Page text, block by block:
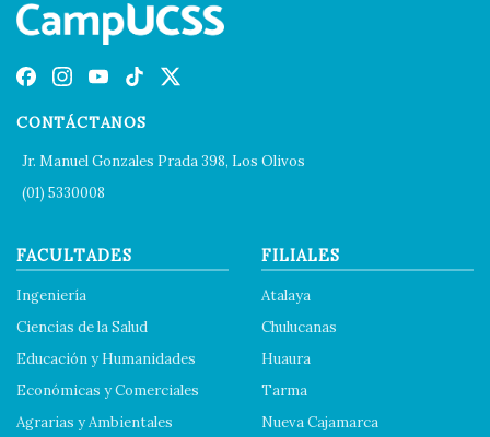
CONTÁCTANOS
Jr. Manuel Gonzales Prada 398, Los Olivos
(01) 5330008
FACULTADES
Ingeniería
Ciencias de la Salud
Educación y Humanidades
Económicas y Comerciales
Agrarias y Ambientales
FILIALES
Atalaya
Chulucanas
Huaura
Tarma
Nueva Cajamarca